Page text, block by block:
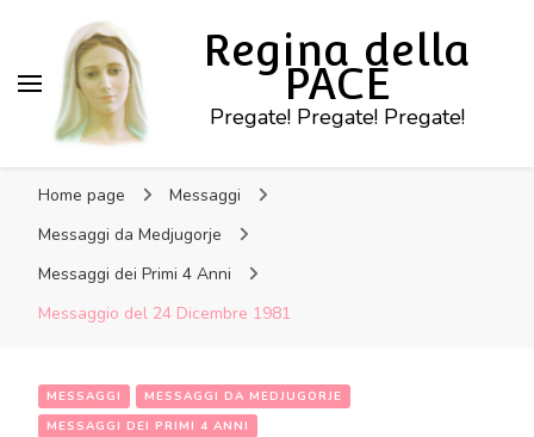
Regina della
PACE
Pregate! Pregate! Pregate!
Home page
Messaggi
Messaggi da Medjugorje
Messaggi dei Primi 4 Anni
Messaggio del 24 Dicembre 1981
MESSAGGI
MESSAGGI DA MEDJUGORJE
MESSAGGI DEI PRIMI 4 ANNI